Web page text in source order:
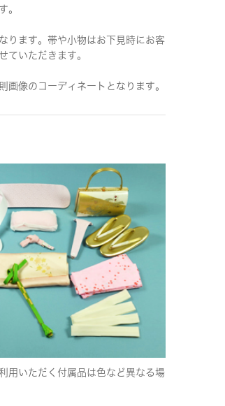
。
ります。帯や小物はお下見時にお客
ていただきます。
像のコーディネートとなります。
用いただく付属品は色など異なる場